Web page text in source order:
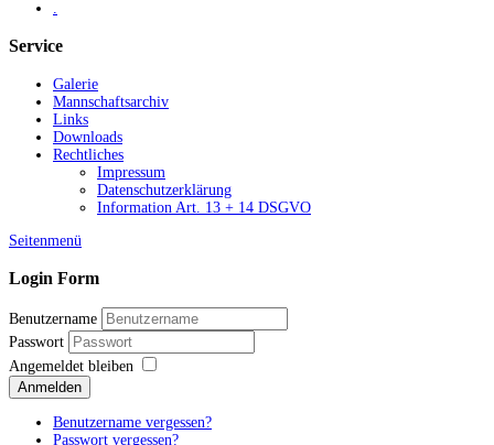
Service
Galerie
Mannschaftsarchiv
Links
Downloads
Rechtliches
Impressum
Datenschutzerklärung
Information Art. 13 + 14 DSGVO
Seitenmenü
Login Form
Benutzername
Passwort
Angemeldet bleiben
Anmelden
Benutzername vergessen?
Passwort vergessen?